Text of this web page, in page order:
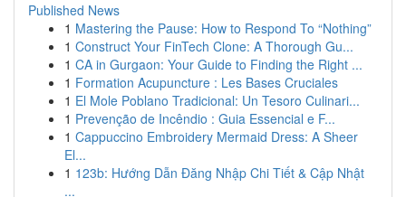
Published News
1 Mastering the Pause: How to Respond To “Nothing”
1 Construct Your FinTech Clone: A Thorough Gu...
1 CA in Gurgaon: Your Guide to Finding the Right ...
1 Formation Acupuncture : Les Bases Cruciales
1 El Mole Poblano Tradicional: Un Tesoro Culinari...
1 Prevenção de Incêndio : Guia Essencial e F...
1 Cappuccino Embroidery Mermaid Dress: A Sheer
El...
1 123b: Hướng Dẫn Đăng Nhập Chi Tiết & Cập Nhật
...